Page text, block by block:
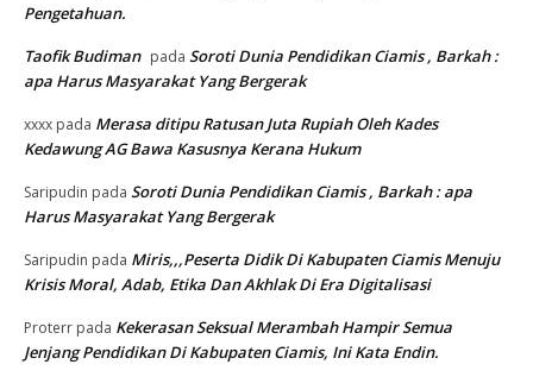
Pengetahuan.
Taofik Budiman pada Soroti Dunia Pendidikan Ciamis , Barkah :
apa Harus Masyarakat Yang Bergerak
xxxx pada Merasa ditipu Ratusan Juta Rupiah Oleh Kades
Kedawung AG Bawa Kasusnya Kerana Hukum
Saripudin pada Soroti Dunia Pendidikan Ciamis , Barkah : apa
Harus Masyarakat Yang Bergerak
Saripudin pada Miris,,,Peserta Didik Di Kabupaten Ciamis Menuju
Krisis Moral, Adab, Etika Dan Akhlak Di Era Digitalisasi
Proterr pada Kekerasan Seksual Merambah Hampir Semua
Jenjang Pendidikan Di Kabupaten Ciamis, Ini Kata Endin.